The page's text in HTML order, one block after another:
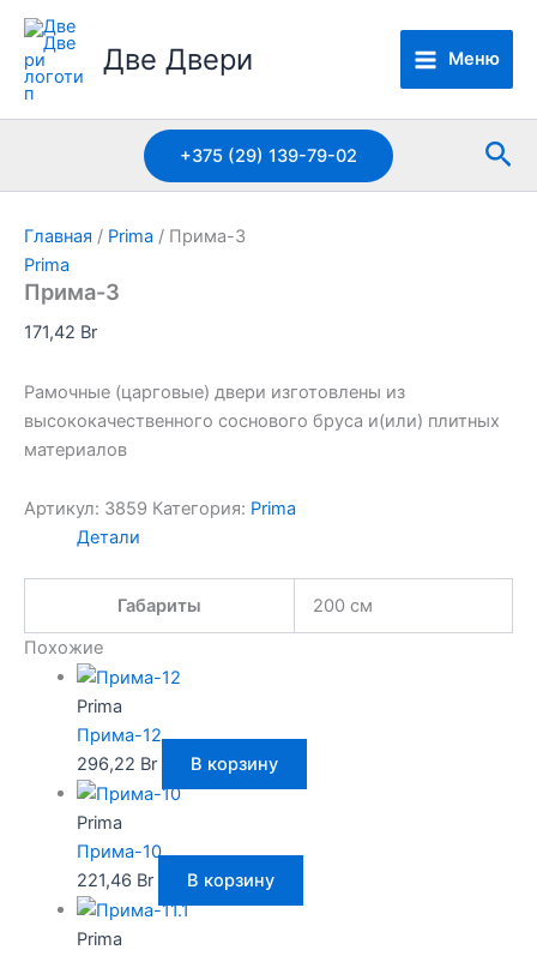
Перейти
содержимомуДве Двери Меню
+375 (29) 139-79-02
Главная / Prima / Прима-3
Prima
Прима-3
171,42 Br
Рамочные (царговые) двери изготовлены из
высококачественного соснового бруса и(или) плитных
материалов
Артикул: 3859 Категория: Prima
Детали
Габариты
200 см
Похожие
Prima
Прима-12
296,22 Br В корзину
Prima
Прима-10
221,46 Br В корзину
Prima